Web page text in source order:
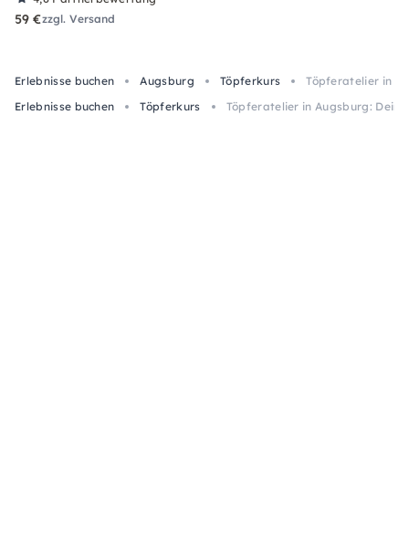
59 €zzgl. Versand
Erlebnisse buchen Augsburg Töpferkurs
Töpferatelier in
Erlebnisse buchen
Töpferkurs Töpferatelier in Augsburg: Dein